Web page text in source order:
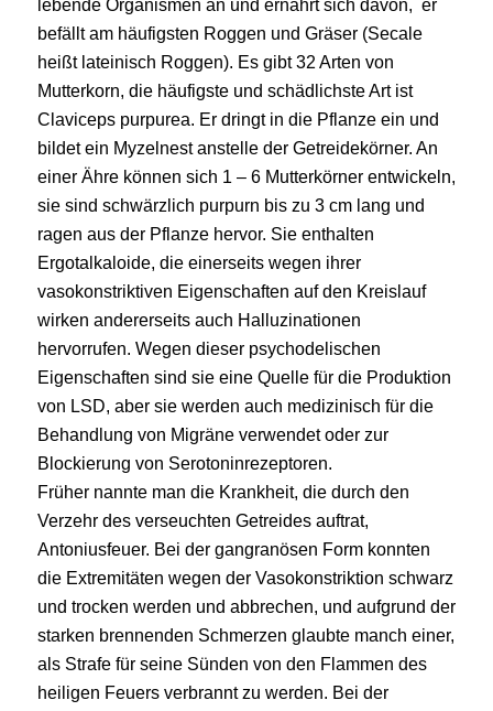
lebende Organismen an und ernährt sich davon, er
befällt am häufigsten Roggen und Gräser (Secale
heißt lateinisch Roggen). Es gibt 32 Arten von
Mutterkorn, die häufigste und schädlichste Art ist
Claviceps purpurea. Er dringt in die Pflanze ein und
bildet ein Myzelnest anstelle der Getreidekörner. An
einer Ähre können sich 1 – 6 Mutterkörner entwickeln,
sie sind schwärzlich purpurn bis zu 3 cm lang und
ragen aus der Pflanze hervor. Sie enthalten
Ergotalkaloide, die einerseits wegen ihrer
vasokonstriktiven Eigenschaften auf den Kreislauf
wirken andererseits auch Halluzinationen
hervorrufen. Wegen dieser psychodelischen
Eigenschaften sind sie eine Quelle für die Produktion
von LSD, aber sie werden auch medizinisch für die
Behandlung von Migräne verwendet oder zur
Blockierung von Serotoninrezeptoren.
Früher nannte man die Krankheit, die durch den
Verzehr des verseuchten Getreides auftrat,
Antoniusfeuer. Bei der gangranösen Form konnten
die Extremitäten wegen der Vasokonstriktion schwarz
und trocken werden und abbrechen, und aufgrund der
starken brennenden Schmerzen glaubte manch einer,
als Strafe für seine Sünden von den Flammen des
heiligen Feuers verbrannt zu werden. Bei der